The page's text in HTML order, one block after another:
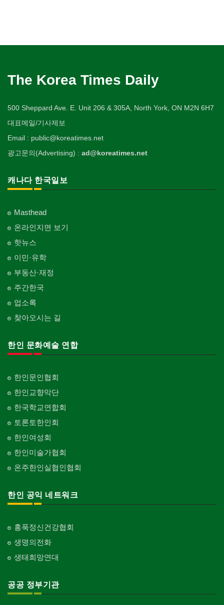
The Korea Times Daily
500 Sheppard Ave. E. Unit 206 & 305A, North York, ON M2N 6H7
대표메일/기사제보
Email : public@koreatimes.net
광고문의(Advertising) : ad@koreatimes.net
캐나다 한국일보
Masthead
온라인지면 보기
핫뉴스
이민·유학
부동산·재정
주간한국
업소록
찾아오시는 길
한인 문화예술 연합
한인문인협회
한인교향악단
한국학교연합회
토론토한인회
한인여성회
한인미술가협회
온주한인실협인협회
한인 공익 네트워크
홍푹정신건강협회
생명의전화
생태희망연대
공공 정부기관